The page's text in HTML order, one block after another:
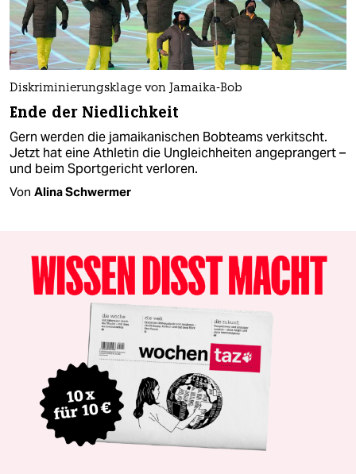
Diskriminierungsklage von Jamaika-Bob
Ende der Niedlichkeit
Gern werden die jamaikanischen Bobteams verkitscht.
Jetzt hat eine Athletin die Ungleichheiten angeprangert –
und beim Sportgericht verloren.
Von Alina Schwermer